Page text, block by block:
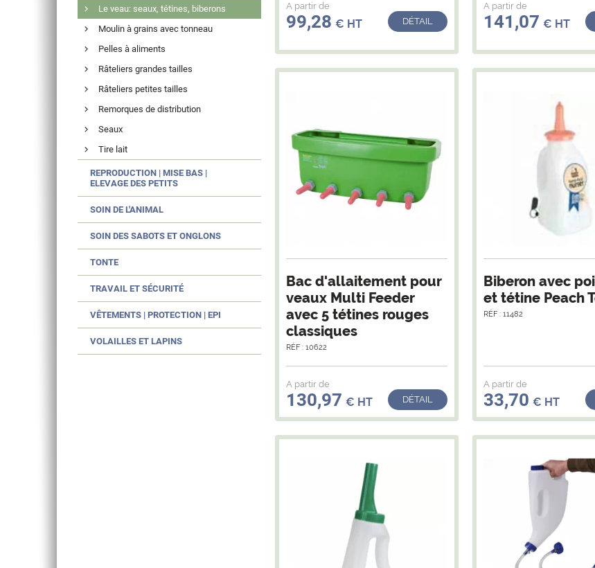
A partir de
99,28 € HT DÉTAIL
A partir de
141,07 € HT
Bac d'allaitement pour
veaux Multi Feeder
avec 5 tétines rouges
classiques
RÉF : 10622
A partir de
130,97 € HT DÉTAIL
Biberon avec
et tétine Peach
RÉF : 11482
A partir de
33,70 € HT
Le veau: seaux, tétines, biberons
Moulin à grains avec tonneau
Pelles à aliments
Râteliers grandes tailles
Râteliers petites tailles
Remorques de distribution
Seaux
Tire lait
REPRODUCTION | MISE BAS |
ELEVAGE DES PETITS
SOIN DE L'ANIMAL
SOIN DES SABOTS ET ONGLONS
TONTE
TRAVAIL ET SÉCURITÉ
VÊTEMENTS | PROTECTION | EPI
VOLAILLES ET LAPINS